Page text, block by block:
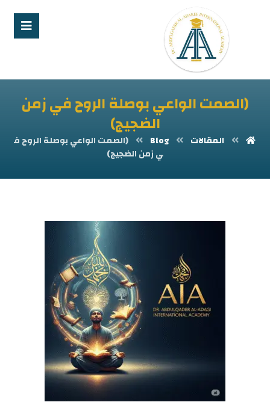
(الصمت الواعي بوصلة الروح في زمن
الضجيج)
المقالات Blog
(الصمت الواعي بوصلة الروح ف
ي زمن الضجيج)